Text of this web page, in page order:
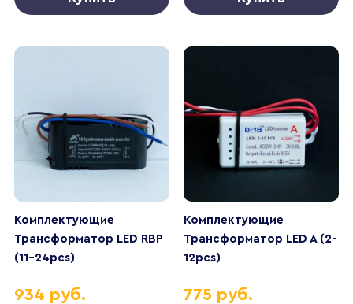
Комплектующие
Трансформатор LED RBP
(11-24pcs)
934 руб.
Комплектующие
Трансформатор LED A (2-
12pcs)
775 руб.